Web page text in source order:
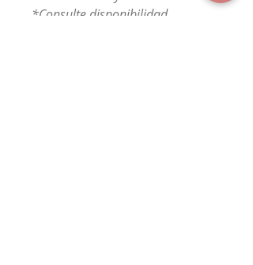
*Consulte disponibilidad